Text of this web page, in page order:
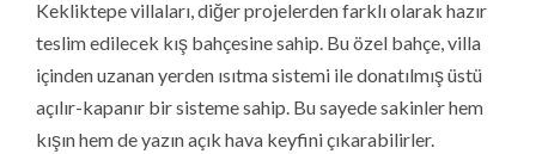
Kekliktepe villaları, diğer projelerden farklı olarak hazır
teslim edilecek kış bahçesine sahip. Bu özel bahçe, villa
içinden uzanan yerden ısıtma sistemi ile donatılmış üstü
açılır-kapanır bir sisteme sahip. Bu sayede sakinler hem
kışın hem de yazın açık hava keyfini çıkarabilirler.